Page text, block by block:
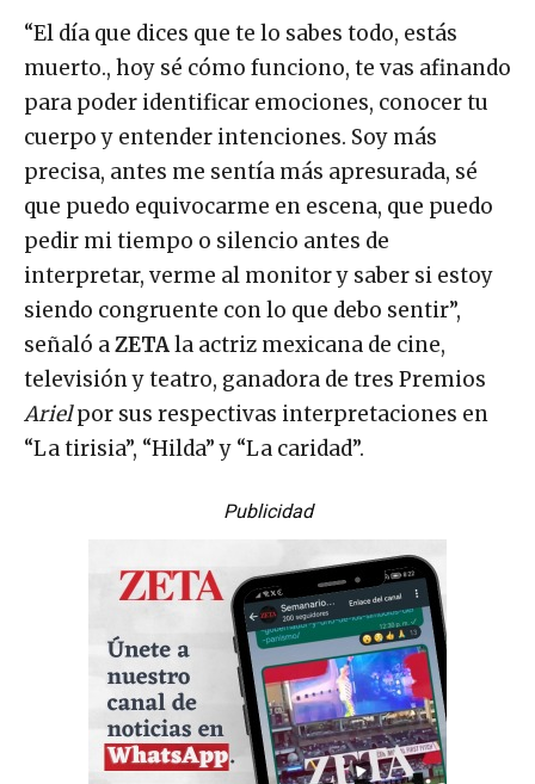
“El día que dices que te lo sabes todo, estás
muerto., hoy sé cómo funciono, te vas afinando
para poder identificar emociones, conocer tu
cuerpo y entender intenciones. Soy más
precisa, antes me sentía más apresurada, sé
que puedo equivocarme en escena, que puedo
pedir mi tiempo o silencio antes de
interpretar, verme al monitor y saber si estoy
siendo congruente con lo que debo sentir”,
señaló aZETAla actriz mexicana de cine,
televisión y teatro, ganadora de tres Premios
Arielpor sus respectivas interpretaciones en
“La tirisia”, “Hilda” y “La caridad”.
Publicidad